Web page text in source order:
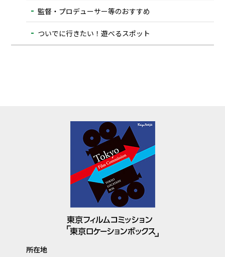
監督・プロデューサー等のおすすめ
ついでに⾏きたい！遊べるスポット
所在地